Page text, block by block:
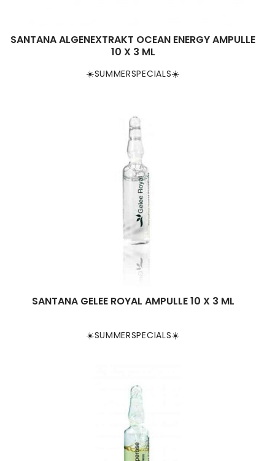
☀️SUMMERSPECIALS☀️
SANTANA ALGENEXTRAKT OCEAN ENERGY AMPULLE
10 X 3 ML
☀️SUMMERSPECIALS☀️
SANTANA GELEE ROYAL AMPULLE 10 X 3 ML